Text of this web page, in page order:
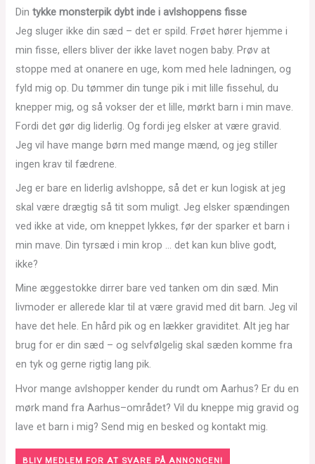
Din tykke monsterpik dybt inde i avlshoppens fisse
Jeg sluger ikke din sæd – det er spild. Frøet hører hjemme i
min fisse, ellers bliver der ikke lavet nogen baby. Prøv at
stoppe med at onanere en uge, kom med hele ladningen, og
fyld mig op. Du tømmer din tunge pik i mit lille fissehul, du
knepper mig, og så vokser der et lille, mørkt barn i min mave.
Fordi det gør dig liderlig. Og fordi jeg elsker at være gravid.
Jeg vil have mange børn med mange mænd, og jeg stiller
ingen krav til fædrene.
Jeg er bare en liderlig avlshoppe, så det er kun logisk at jeg
skal være drægtig så tit som muligt. Jeg elsker spændingen
ved ikke at vide, om kneppet lykkes, før der sparker et barn i
min mave. Din tyrsæd i min krop … det kan kun blive godt,
ikke?
Mine æggestokke dirrer bare ved tanken om din sæd. Min
livmoder er allerede klar til at være gravid med dit barn. Jeg vil
have det hele. En hård pik og en lækker graviditet. Alt jeg har
brug for er din sæd – og selvfølgelig skal sæden komme fra
en tyk og gerne rigtig lang pik.
Hvor mange avlshopper kender du rundt om Aarhus? Er du en
mørk mand fra Aarhus–området? Vil du kneppe mig gravid og
lave et barn i mig? Send mig en besked og kontakt mig.
BLIV MEDLEM FOR AT SVARE PÅ ANNONCEN!